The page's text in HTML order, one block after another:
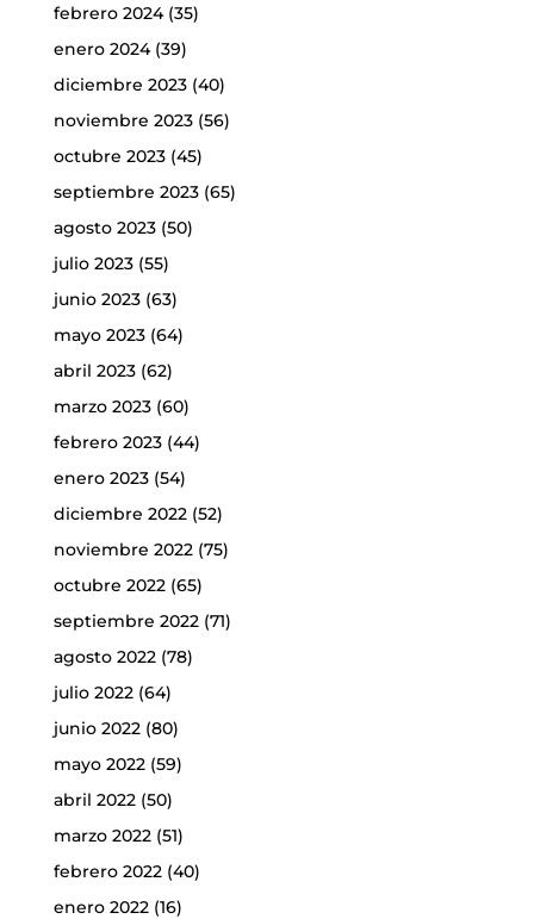
febrero 2024(35)
enero 2024(39)
diciembre 2023(40)
noviembre 2023(56)
octubre 2023(45)
septiembre 2023(65)
agosto 2023(50)
julio 2023(55)
junio 2023(63)
mayo 2023(64)
abril 2023(62)
marzo 2023(60)
febrero 2023(44)
enero 2023(54)
diciembre 2022(52)
noviembre 2022(75)
octubre 2022(65)
septiembre 2022(71)
agosto 2022(78)
julio 2022(64)
junio 2022(80)
mayo 2022(59)
abril 2022(50)
marzo 2022(51)
febrero 2022(40)
enero 2022(16)